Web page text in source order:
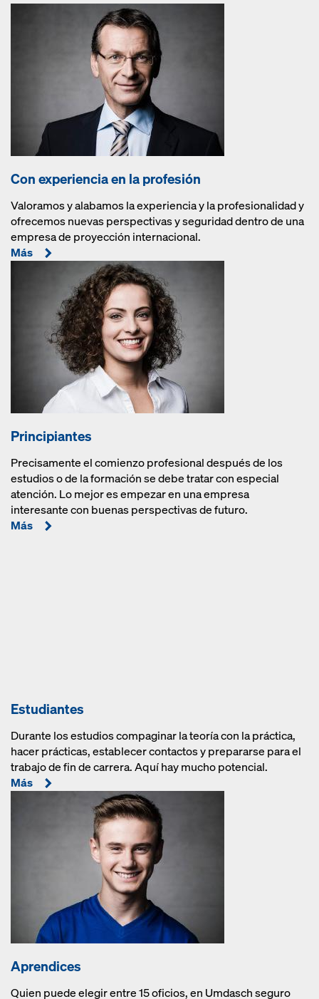
Con experiencia en la profesión
Valoramos y alabamos la experiencia y la profesionalidad y
ofrecemos nuevas perspectivas y seguridad dentro de una
empresa de proyección internacional.
Más
Principiantes
Precisamente el comienzo profesional después de los
estudios o de la formación se debe tratar con especial
atención. Lo mejor es empezar en una empresa
interesante con buenas perspectivas de futuro.
Más
Estudiantes
Durante los estudios compaginar la teoría con la práctica,
hacer prácticas, establecer contactos y prepararse para el
trabajo de fin de carrera. Aquí hay mucho potencial.
Más
Aprendices
Quien puede elegir entre 15 oficios, en Umdasch seguro